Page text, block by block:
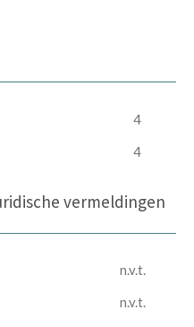
4
4
vermeldingen
n.v.t.
n.v.t.